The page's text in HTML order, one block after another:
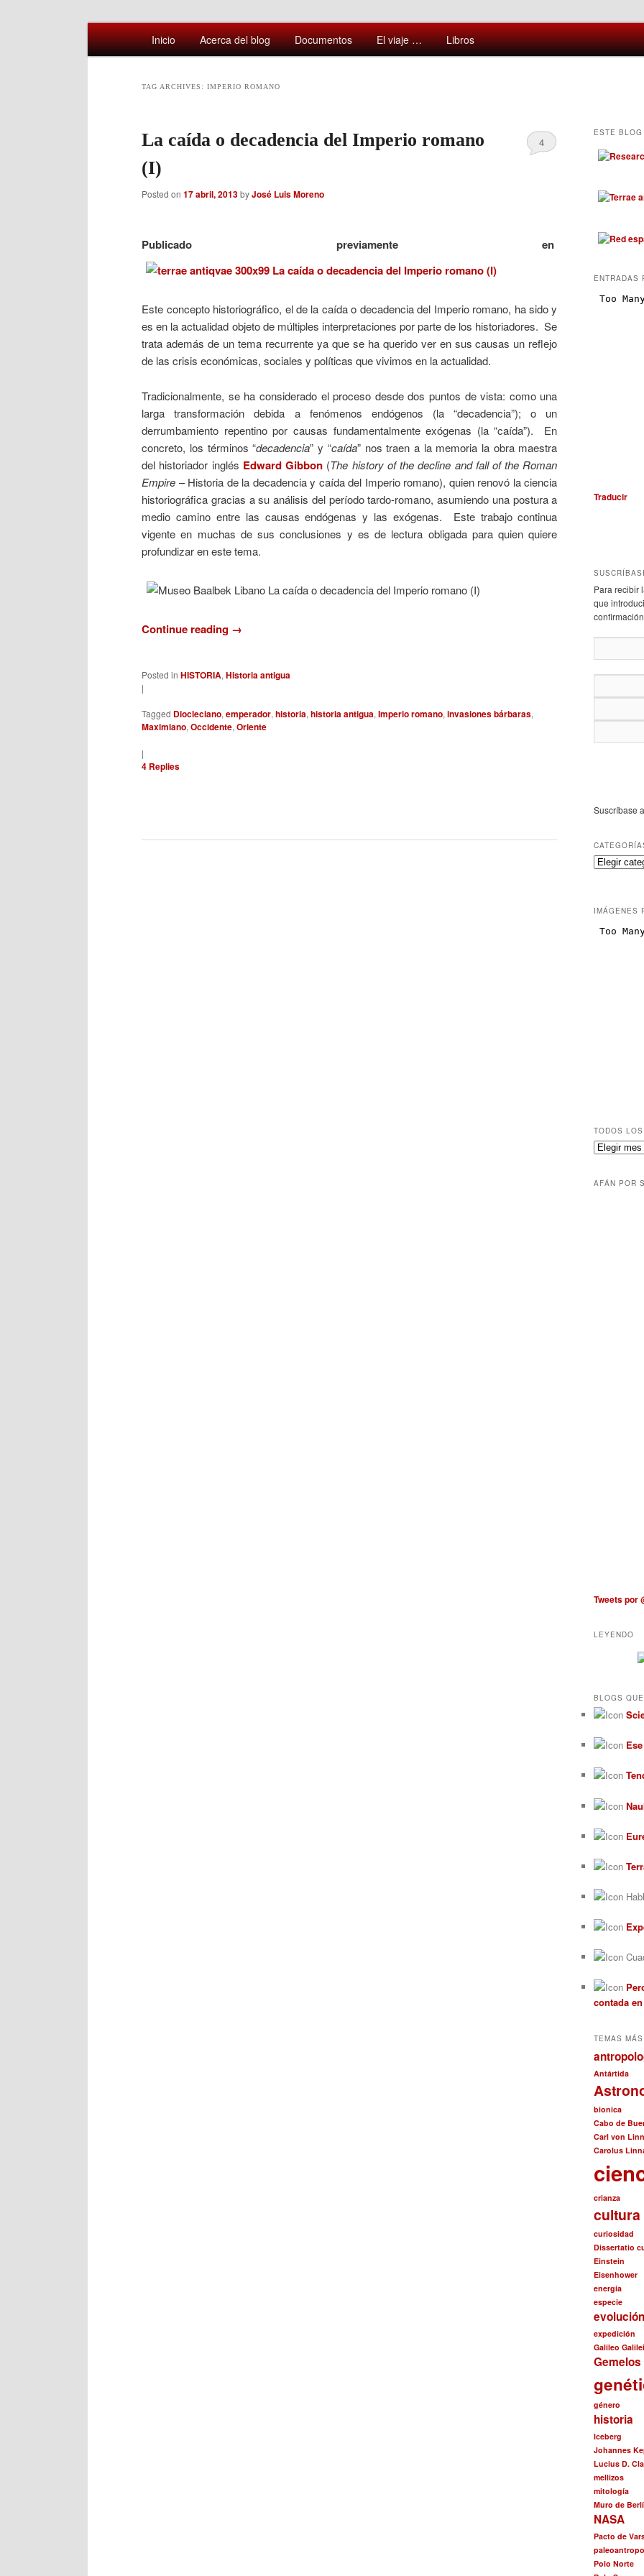
Comentarios sobre aspectos interesantes y sorprendentes del mundo que nos rodea
Main
menu
Skip
content
Skip
content
Inicio Acerca del blog Documentos El viaje … Libros
TAG ARCHIVES:IMPERIO ROMANO
La caída o decadencia del Imperio romano
(I)
Posted on17 abril, 2013byJosé Luis Moreno
4
Publicado previamente en
Este concepto historiográfico, el de la caída o decadencia del Imperio romano, ha sido y
es en la actualidad objeto de múltiples interpretaciones por parte de los historiadores. Se
trata además de un tema recurrente ya que se ha querido ver en sus causas un reflejo
de las crisis económicas, sociales y políticas que vivimos en la actualidad.
Tradicionalmente, se ha considerado el proceso desde dos puntos de vista: como una
larga transformación debida a fenómenos endógenos (la “decadencia”); o un
derrumbamiento repentino por causas fundamentalmente exógenas (la “caída”). En
concreto, los términos “decadencia” y “caída” nos traen a la memoria la obra maestra
del historiador inglés Edward Gibbon (The history of the decline and fall of the Roman
Empire – Historia de la decadencia y caída del Imperio romano), quien renovó la ciencia
historiográfica gracias a su análisis del período tardo-romano, asumiendo una postura a
medio camino entre las causas endógenas y las exógenas. Este trabajo continua
vigente en muchas de sus conclusiones y es de lectura obligada para quien quiere
profundizar en este tema.
Continue reading →
Posted in HISTORIA,Historia antigua
|
Tagged Diocleciano,emperador,historia,historia antigua,Imperio romano,invasiones bárbaras,
Maximiano,Occidente,Oriente
|
4 Replies
ESTE
ENTRADAS
Traducir
Para recibir
que
Suscríbase
IMÁGENES
TODOS
AFÁN POR
Tweets por
LEYENDO
BLOGS
contada
TEMAS
Antártida
bionica
Cabo de
Carl von
Carolus
crianza
cultura
curiosidad
Dissertatio
Einstein
Eisenhower
energía
especie
expedición
Galileo Galilei
género
historia
Iceberg
Johannes
Lucius D.
mellizos
mitología
Muro de
NASA
Pacto de
Polo Norte